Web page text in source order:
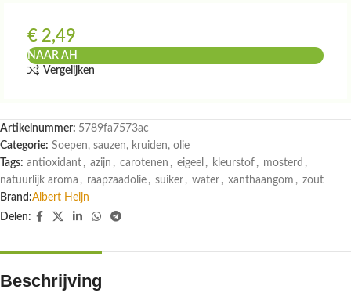
€ 2,49
NAAR AH
Vergelijken
Artikelnummer: 5789fa7573ac
Categorie: Soepen, sauzen, kruiden, olie
Tags: antioxidant , azijn , carotenen , eigeel , kleurstof , mosterd ,
natuurlijk aroma , raapzaadolie , suiker , water , xanthaangom , zout
Brand:Albert Heijn
Delen:
Beschrijving